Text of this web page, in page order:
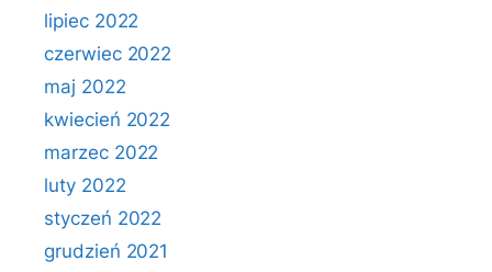
lipiec 2022
czerwiec 2022
maj 2022
kwiecień 2022
marzec 2022
luty 2022
styczeń 2022
grudzień 2021